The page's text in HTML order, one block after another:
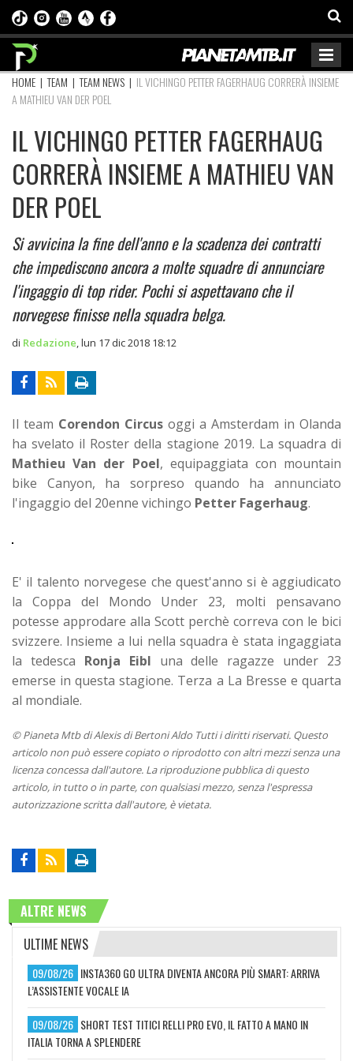
HOME |TEAM |TEAM NEWS | IL VICHINGO PETTER FAGERHAUG CORRERÀ INSIEME
A MATHIEU VAN DER POEL
IL VICHINGO PETTER FAGERHAUG
CORRERÀ INSIEME A MATHIEU VAN
DER POEL
Si avvicina la fine dell'anno e la scadenza dei contratti
che impediscono ancora a molte squadre di annunciare
l'ingaggio di top rider. Pochi si aspettavano che il
norvegese finisse nella squadra belga.
di Redazione lun 17 dic 2018 18:12
Il team Corendon Circus oggi a Amsterdam in Olanda
ha svelato il Roster della stagione 2019. La squadra di
Mathieu Van der Poel, equipaggiata con mountain
bike Canyon, ha sorpreso quando ha annunciato
l'ingaggio del 20enne vichingo Petter Fagerhaug.
E' il talento norvegese che quest'anno si è aggiudicato
la Coppa del Mondo Under 23, molti pensavano
potesse approdare alla Scott perchè correva con le bici
svizzere. Insieme a lui nella squadra è stata ingaggiata
la tedesca Ronja Eibl una delle ragazze under 23
emerse in questa stagione. Terza a La Bresse e quarta
al mondiale.
© Pianeta Mtb di Alexis di Bertoni Aldo Tutti i diritti riservati. Questo
articolo non può essere copiato o riprodotto con altri mezzi senza una
licenza concessa dall'autore. La riproduzione pubblica di questo
articolo, in tutto o in parte, con qualsiasi mezzo, senza l'espressa
autorizzazione scritta dall'autore, è vietata.
ALTRE NEWS
ULTIME NEWS
09/08/26 INSTA360 GO ULTRA DIVENTA ANCORA PIÙ SMART: ARRIVA
L’ASSISTENTE VOCALE IA
09/08/26 SHORT TEST TITICI RELLI PRO EVO, IL FATTO A MANO IN
ITALIA TORNA A SPLENDERE